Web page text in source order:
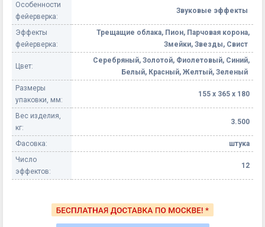
Особенности
фейерверка:
Звуковые эффекты
Эффекты
фейерверка:
Трещащие облака, Пион, Парчовая корона,
Змейки, Звезды, Свист
Цвет:
Серебряный, Золотой, Фиолетовый, Синий,
Белый, Красный, Желтый, Зеленый
Размеры
упаковки, мм:
155 х 365 х 180
Вес изделия,
кг:
3.500
Фасовка:
штука
Число
эффектов:
12